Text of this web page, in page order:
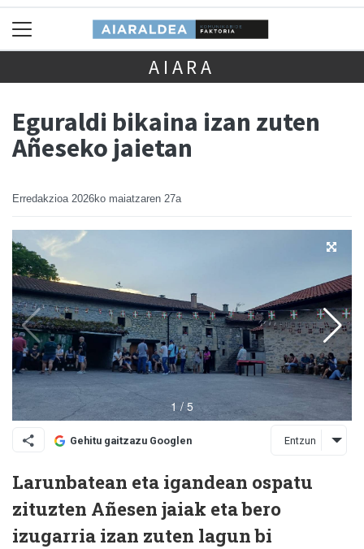
AIARA
Eguraldi bikaina izan zuten
Añeseko jaietan
Erredakzioa 2026ko maiatzaren 27a
Gehitu gaitzazu Googlen Entzun
Larunbatean eta igandean ospatu
zituzten Añesen jaiak eta bero
izugarria izan zuten lagun bi